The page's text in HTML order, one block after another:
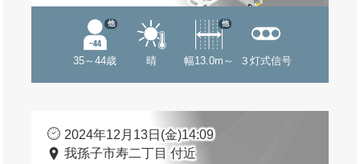
35～44歳
他
晴 幅13.0m～
他
３灯式信号
2024年12月13日(金)14:09
我孫子市寿二丁目 付近